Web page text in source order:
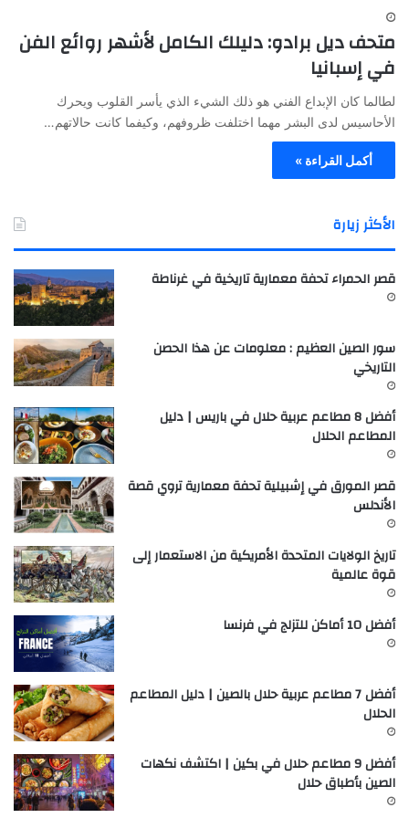
متحف ديل برادو: دليلك الكامل لأشهر روائع الفن
في إسبانيا
لطالما كان الإبداع الفني هو ذلك الشيء الذي يأسر القلوب ويحرك
الأحاسيس لدى البشر مهما اختلفت ظروفهم، وكيفما كانت حالاتهم…
أكمل القراءة »
الأكثر زيارة
قصر الحمراء تحفة معمارية تاريخية في غرناطة
سور الصين العظيم : معلومات عن هذا الحصن
التاريخي
أفضل 8 مطاعم عربية حلال في باريس | دليل
المطاعم الحلال
قصر المورق في إشبيلية تحفة معمارية تروي قصة
الأندلس
تاريخ الولايات المتحدة الأمريكية من الاستعمار إلى
قوة عالمية
أفضل 10 أماكن للتزلج في فرنسا
أفضل 7 مطاعم عربية حلال بالصين | دليل المطاعم
الحلال
أفضل 9 مطاعم حلال في بكين | اكتشف نكهات
الصين بأطباق حلال